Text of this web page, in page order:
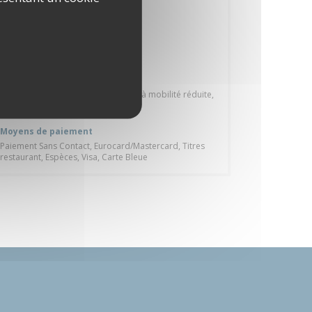
Climatisation, Accès aux personnes à mobilité réduite,
Moyens de paiement
Paiement Sans Contact, Eurocard/Mastercard, Titres
restaurant, Espèces, Visa, Carte Bleue